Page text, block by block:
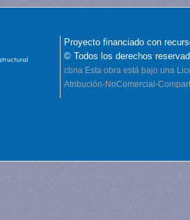
Proyecto financiado con
© Todos los derechos
cbna Esta obra está bajo una
Atribución-NoComercial-